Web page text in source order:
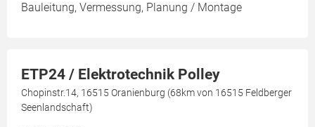
Bauleitung, Vermessung, Planung / Montage
ETP24 / Elektrotechnik Polley
Chopinstr.14, 16515 Oranienburg (68km von 16515 Feldberger
Seenlandschaft)